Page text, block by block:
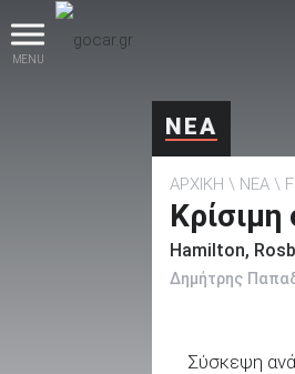
MENU
ΝΕΑ
ΑΡΧΙΚΗ ΝΕΑ
Hamilton,
Δημήτρης
Σύσκεψη